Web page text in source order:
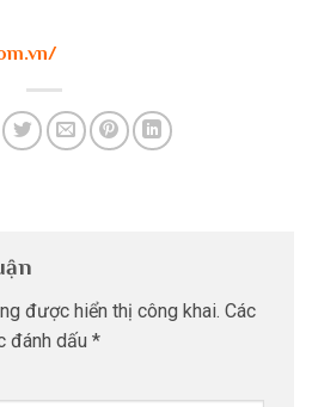
được hiển thị công khai. Các
đánh dấu *